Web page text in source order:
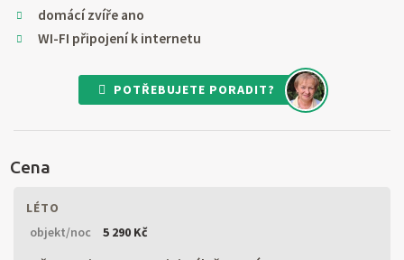
domácí zvíře ano
WI-FI připojení k internetu
POTŘEBUJETE PORADIT?
Cena
LÉTO
objekt/noc
5 290 Kč